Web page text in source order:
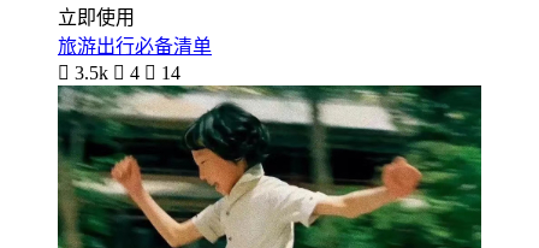
立即使用
旅游出行必备清单
 3.5k  4  14